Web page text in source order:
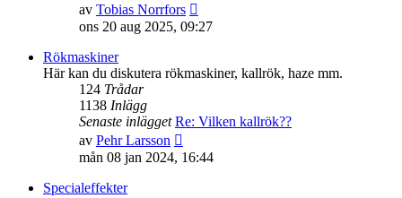
av Tobias Norrfors
till
inlägget
ons 20 aug 2025, 09:27
Rökmaskiner
Här kan du diskutera rökmaskiner, kallrök, haze mm.
124 Trådar
1138 Inlägg
Senaste inlägget Re: Vilken kallrök??
av Pehr Larsson
till
mån 08 jan 2024, 16:44
Specialeffekter